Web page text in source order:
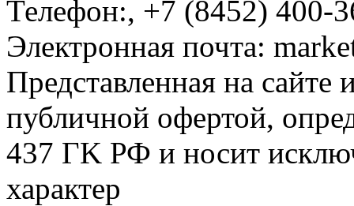
Телефон:, +7 (8452) 400-
Электронная почта:
Представленная на сайте
публичной офертой,
437 ГK РФ и носит
характер